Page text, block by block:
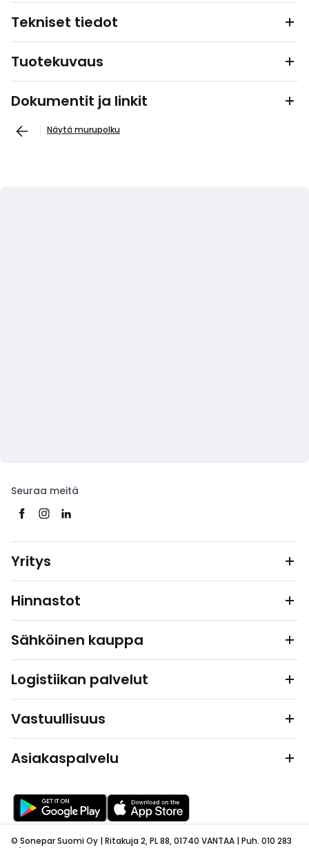
Tekniset tiedot
Tuotekuvaus
Dokumentit ja linkit
Näytä murupolku
Seuraa meitä
Yritys
Hinnastot
Sähköinen kauppa
Logistiikan palvelut
Vastuullisuus
Asiakaspalvelu
© Sonepar Suomi Oy | Ritakuja 2, PL 88, 01740 VANTAA | Puh. 010 283